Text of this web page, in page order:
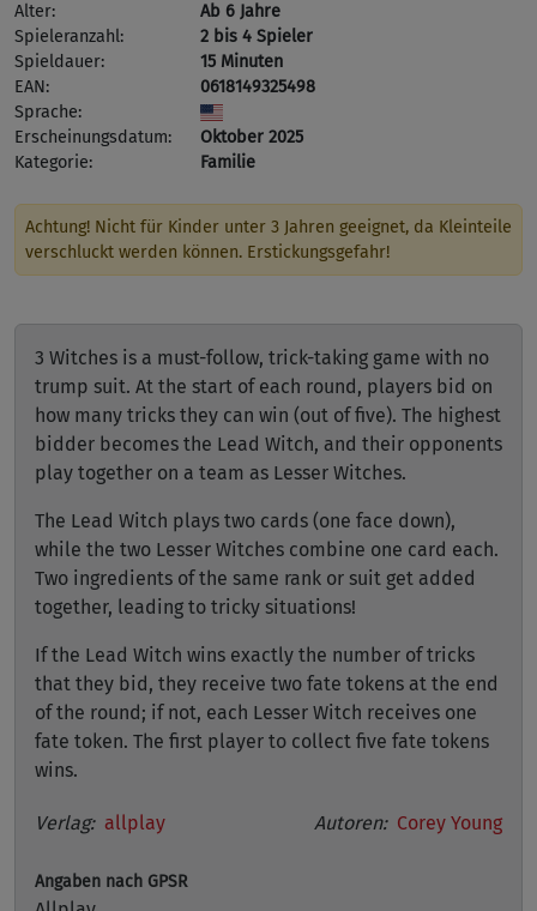
Alter:
Ab 6 Jahre
Spieleranzahl:
2 bis 4 Spieler
Spieldauer:
15 Minuten
EAN:
0618149325498
Sprache:
Erscheinungsdatum:
Oktober 2025
Kategorie:
Familie
Achtung! Nicht für Kinder unter 3 Jahren geeignet, da Kleinteile
verschluckt werden können. Erstickungsgefahr!
3 Witches is a must-follow, trick-taking game with no
trump suit. At the start of each round, players bid on
how many tricks they can win (out of five). The highest
bidder becomes the Lead Witch, and their opponents
play together on a team as Lesser Witches.
The Lead Witch plays two cards (one face down),
while the two Lesser Witches combine one card each.
Two ingredients of the same rank or suit get added
together, leading to tricky situations!
If the Lead Witch wins exactly the number of tricks
that they bid, they receive two fate tokens at the end
of the round; if not, each Lesser Witch receives one
fate token. The first player to collect five fate tokens
wins.
Verlag: allplay
Angaben nach GPSR
Autoren: Corey Young